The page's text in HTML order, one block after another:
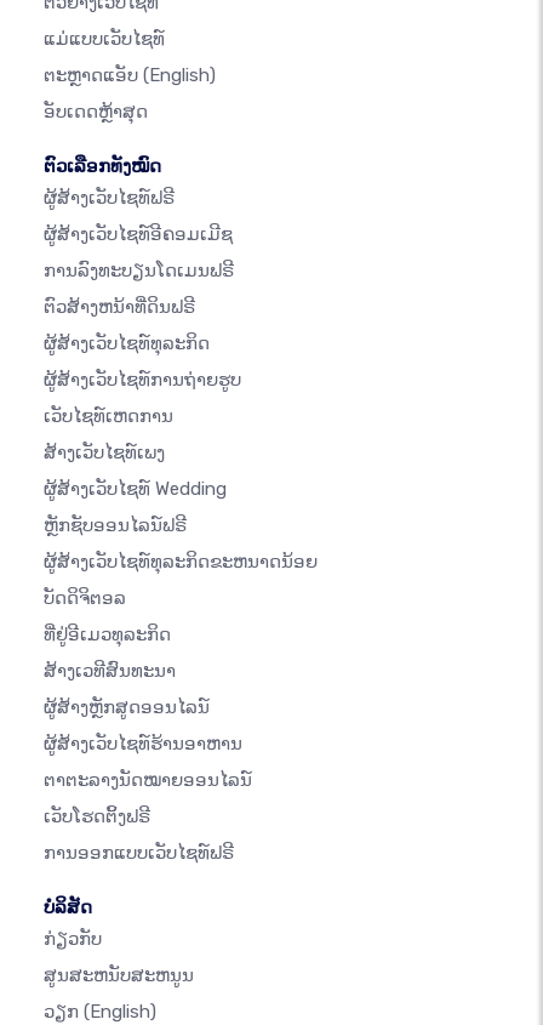
ແມ່ແບບເວັບໄຊທ໌
ຕະຫຼາດແອັບ (English)
ອັບເດດຫຼ້າສຸດ
ຕົວເລືອກທັງໝົດ
ຜູ້ສ້າງເວັບໄຊທ໌ຟຣີ
ຜູ້ສ້າງເວັບໄຊທ໌ອີຄອມເມີຊ
ການລົງທະບຽນໂດເມນຟຣີ
ຕົວສ້າງຫນ້າທີ່ດິນຟຣີ
ຜູ້ສ້າງເວັບໄຊທ໌ທຸລະກິດ
ຜູ້ສ້າງເວັບໄຊທ໌ການຖ່າຍຮູບ
ເວັບໄຊທ໌ເຫດການ
ສ້າງເວັບໄຊທ໌ເພງ
ຜູ້ສ້າງເວັບໄຊທ໌ Wedding
ຫຼັກຊັບອອນໄລນ໌ຟຣີ
ຜູ້ສ້າງເວັບໄຊທ໌ທຸລະກິດຂະຫນາດນ້ອຍ
ບັດດິຈິຕອລ
ທີ່ຢູ່ອີເມວທຸລະກິດ
ສ້າງເວທີສົນທະນາ
ຜູ້ສ້າງຫຼັກສູດອອນໄລນ໌
ຜູ້ສ້າງເວັບໄຊທ໌ຮ້ານອາຫານ
ຕາຕະລາງນັດໝາຍອອນໄລນ໌
ເວັບໂຮດຕິ້ງຟຣີ
ການອອກແບບເວັບໄຊທ໌ຟຣີ
ບໍລິສັດ
ກ່ຽວກັບ
ສູນສະຫນັບສະຫນູນ
ວຽກ (English)